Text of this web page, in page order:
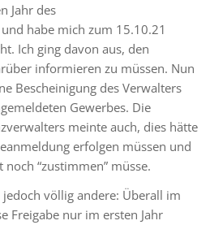
Jahr des
habe mich zum 15.10.21
Ich ging davon aus, den
informieren zu müssen. Nun
Bescheinigung des Verwalters
Gewerbes. Die
meinte auch, dies hätte
erfolgen müssen und
“zustimmen” müsse.
völlig andere: Überall im
Freigabe nur im ersten Jahr